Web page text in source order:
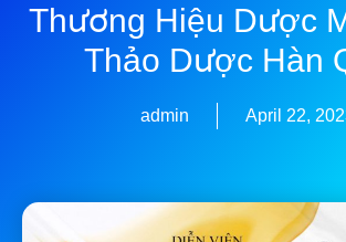
Thương Hiệu Dược
Thảo Dược Hàn
admin April 22,